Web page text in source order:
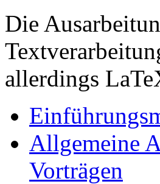
Die
allerdings
Allgemeine
Vorträgen